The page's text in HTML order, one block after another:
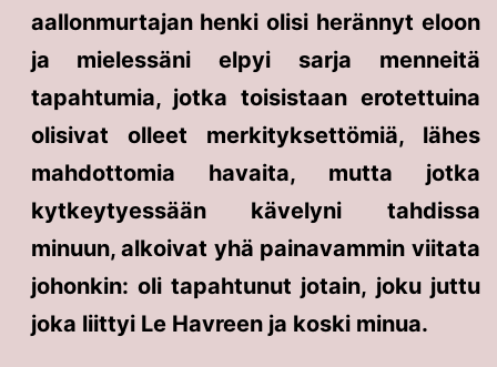
aallonmurtajan henki olisi herännyt eloon
ja mielessäni elpyi sarja menneitä
tapahtumia, jotka toisistaan erotettuina
olisivat olleet merkityksettömiä, lähes
mahdottomia havaita, mutta jotka
kytkeytyessään kävelyni tahdissa
minuun, alkoivat yhä painavammin viitata
johonkin: oli tapahtunut jotain, joku juttu
joka liittyi Le Havreen ja koski minua.